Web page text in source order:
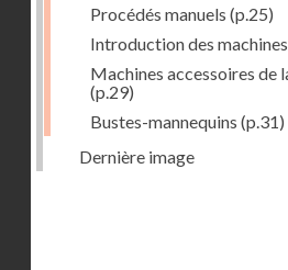
Procédés manuels (p.25)
Introduction des machines
Machines accessoires de
(p.29)
Bustes-mannequins (p.31)
Dernière image